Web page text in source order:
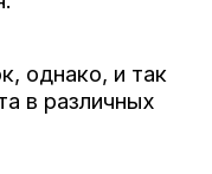
однако, и так
в различных